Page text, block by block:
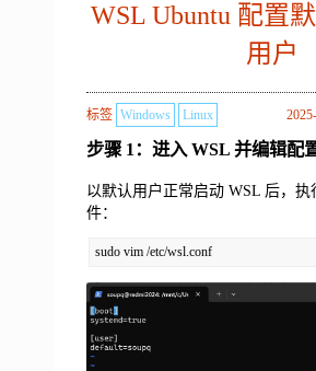
WSL Ubuntu 配置
用户
标签 Windows Linux
步骤 1：进入 WSL 并编辑配
以默认用户正常启动 WSL 后，
件：
sudo vim /etc/wsl.conf